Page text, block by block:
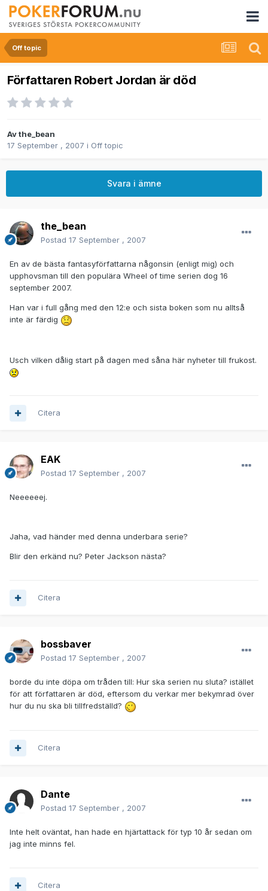
Off topic
Författaren Robert Jordan är död
Avthe_bean
17 September , 2007 i Off topic
Svara i ämne
the_bean
Postad 17 September , 2007
En av de bästa fantasyförfattarna någonsin (enligt mig) och
upphovsman till den populära Wheel of time serien dog 16
september 2007.
Han var i full gång med den 12:e och sista boken som nu alltså
inte är färdig
Usch vilken dålig start på dagen med såna här nyheter till frukost.
Citera
EAK
Postad 17 September , 2007
Neeeeeej.
Jaha, vad händer med denna underbara serie?
Blir den erkänd nu? Peter Jackson nästa?
Citera
bossbaver
Postad 17 September , 2007
borde du inte döpa om tråden till: Hur ska serien nu sluta? istället
för att författaren är död, eftersom du verkar mer bekymrad över
hur du nu ska bli tillfredställd?
Citera
Dante
Postad 17 September , 2007
Inte helt oväntat, han hade en hjärtattack för typ 10 år sedan om
jag inte minns fel.
Citera